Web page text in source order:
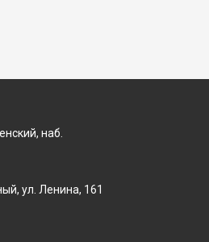
наб.
ул. Ленина, 161